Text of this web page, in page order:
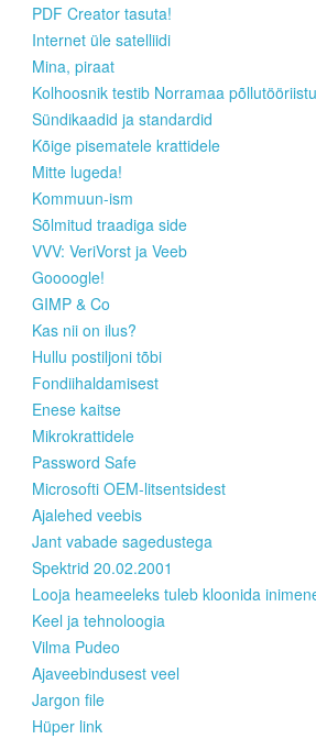
PDF Creator tasuta!
Internet üle satelliidi
Mina, piraat
Kolhoosnik testib Norramaa
Sündikaadid ja standardid
Kõige pisematele krattidele
Mitte lugeda!
Kommuun-ism
Sõlmitud traadiga side
VVV: VeriVorst ja Veeb
Goooogle!
GIMP & Co
Kas nii on ilus?
Hullu postiljoni tõbi
Fondiihaldamisest
Enese kaitse
Mikrokrattidele
Password Safe
Microsofti OEM-litsentsidest
Ajalehed veebis
Jant vabade sagedustega
Spektrid 20.02.2001
Looja heameeleks tuleb kloonida
Keel ja tehnoloogia
Vilma Pudeo
Ajaveebindusest veel
Jargon file
Hüper link